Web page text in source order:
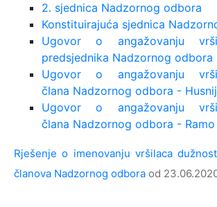
2. sjednica Nadzornog odbora
Konstituirajuća sjednica
Ugovor o angažovanju
predsjednika Nadzornog odbora
Ugovor o angažovanju
člana Nadzornog odbora -
Ugovor o angažovanju
člana Nadzornog odbora - Ramo
Rješenje o imenovanju vršilaca
članova Nadzornog odbora od